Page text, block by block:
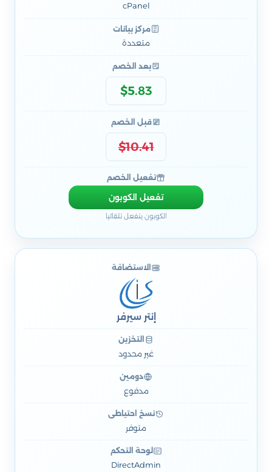
cPanel
مركز بيانات
متعددة
بعد الخصم
$5.83
قبل الخصم
$10.41
تفعيل الخصم
تفعيل الكوبون
الكوبون يتفعل تلقائيا
الاستضافة
إنتر سيرفر
التخزين
غير محدود
دومين
مدفوع
نسخ احتياطي
متوفر
لوحة التحكم
DirectAdmin